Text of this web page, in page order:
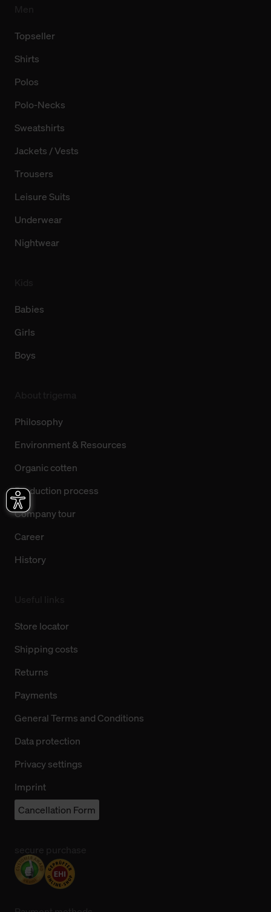
Topseller
Shirts
Polos
Polo-Necks
Sweatshirts
Jackets / Vests
Trousers
Leisure Suits
Underwear
Nightwear
Babies
Girls
Boys
Philosophy
Environment & Resources
Organic cotten
Production process
Company tour
Career
History
Store locator
Shipping costs
Returns
Payments
General Terms and Conditions
Data protection
Privacy settings
Imprint
Cancellation Form